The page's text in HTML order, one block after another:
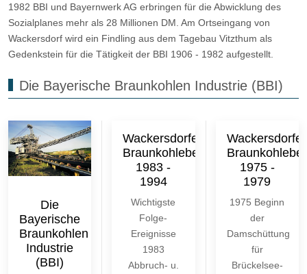
1982 BBI und Bayernwerk AG erbringen für die Abwicklung des
Sozialplanes mehr als 28 Millionen DM. Am Ortseingang von
Wackersdorf wird ein Findling aus dem Tagebau Vitzthum als
Gedenkstein für die Tätigkeit der BBI 1906 - 1982 aufgestellt.
Die Bayerische Braunkohlen Industrie (BBI)
Die
Bayerische
Braunkohlen
Industrie
(BBI)
Wackersdorfer
Braunkohlebergbau
1983 -
1994
Wichtigste
Folge-
Ereignisse
1983
Abbruch- u.
Wackersdorfer
1975 -
1979
1975 Beginn
der
Damschüttung
für
Brückelsee-